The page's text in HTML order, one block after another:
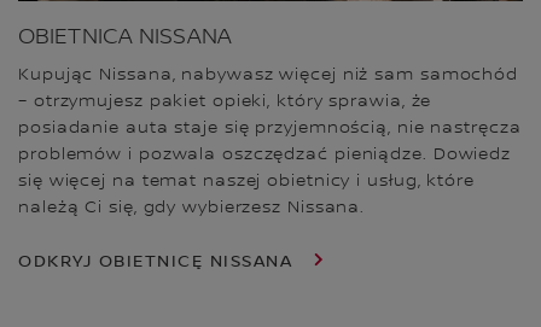
OBIETNICA NISSANA
Kupując Nissana, nabywasz więcej niż sam samochód
– otrzymujesz pakiet opieki, który sprawia, że
posiadanie auta staje się przyjemnością, nie nastręcza
problemów i pozwala oszczędzać pieniądze. Dowiedz
się więcej na temat naszej obietnicy i usług, które
należą Ci się, gdy wybierzesz Nissana.
ODKRYJ OBIETNICĘ NISSANA